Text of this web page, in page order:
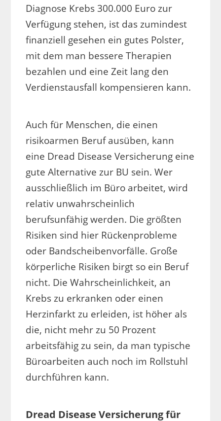
Diagnose Krebs 300.000 Euro zur
Verfügung stehen, ist das zumindest
finanziell gesehen ein gutes Polster,
mit dem man bessere Therapien
bezahlen und eine Zeit lang den
Verdienstausfall kompensieren kann.
Auch für Menschen, die einen
risikoarmen Beruf ausüben, kann
eine Dread Disease Versicherung eine
gute Alternative zur BU sein. Wer
ausschließlich im Büro arbeitet, wird
relativ unwahrscheinlich
berufsunfähig werden. Die größten
Risiken sind hier Rückenprobleme
oder Bandscheibenvorfälle. Große
körperliche Risiken birgt so ein Beruf
nicht. Die Wahrscheinlichkeit, an
Krebs zu erkranken oder einen
Herzinfarkt zu erleiden, ist höher als
die, nicht mehr zu 50 Prozent
arbeitsfähig zu sein, da man typische
Büroarbeiten auch noch im Rollstuhl
durchführen kann.
Dread Disease Versicherung für